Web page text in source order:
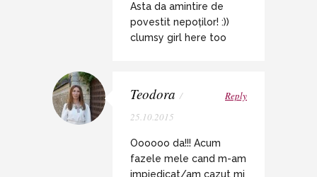
Asta da amintire de
povestit nepoților! :))
clumsy girl here too
Teodora /
25.10.2015
Reply
Oooooo da!!! Acum
fazele mele cand m-am
impiedicat/am cazut mi